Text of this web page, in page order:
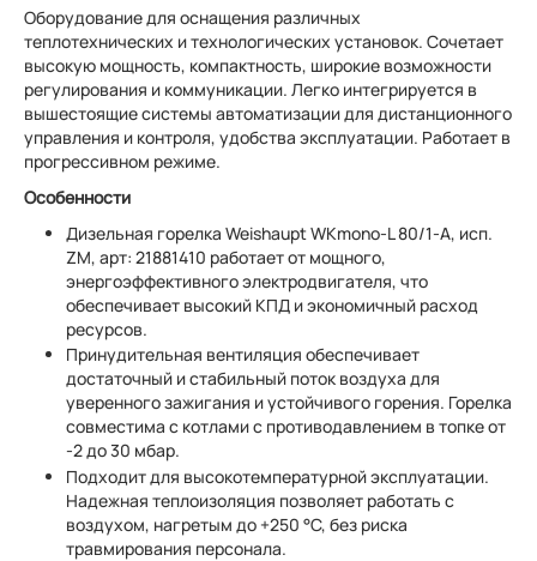
Оборудование для оснащения различных
теплотехнических и технологических установок. Сочетает
высокую мощность, компактность, широкие возможности
регулирования и коммуникации. Легко интегрируется в
вышестоящие системы автоматизации для дистанционного
управления и контроля, удобства эксплуатации. Работает в
прогрессивном режиме.
Особенности
Дизельная горелка Weishaupt WKmono-L 80/1-A, исп.
ZM, арт: 21881410 работает от мощного,
энергоэффективного электродвигателя, что
обеспечивает высокий КПД и экономичный расход
ресурсов.
Принудительная вентиляция обеспечивает
достаточный и стабильный поток воздуха для
уверенного зажигания и устойчивого горения. Горелка
совместима с котлами с противодавлением в топке от
-2 до 30 мбар.
Подходит для высокотемпературной эксплуатации.
Надежная теплоизоляция позволяет работать с
воздухом, нагретым до +250 °C, без риска
травмирования персонала.